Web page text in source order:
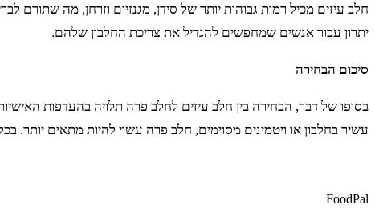
חלב עיזים מכיל רמות גבוהות יותר של סידן, מגנזיום וזרחן, מה שתורם
יתרון עבור אנשים שמחפשים להגדיל את צריכת החלבון שלהם.
סיכום הבחירה
בסופו של דבר, הבחירה בין חלב עיזים לחלב פרה תלויה בהעדפות
עשיר בחלבון או ויטמינים מסוימים, חלב פרה עשוי להיות מתאים
FoodPal